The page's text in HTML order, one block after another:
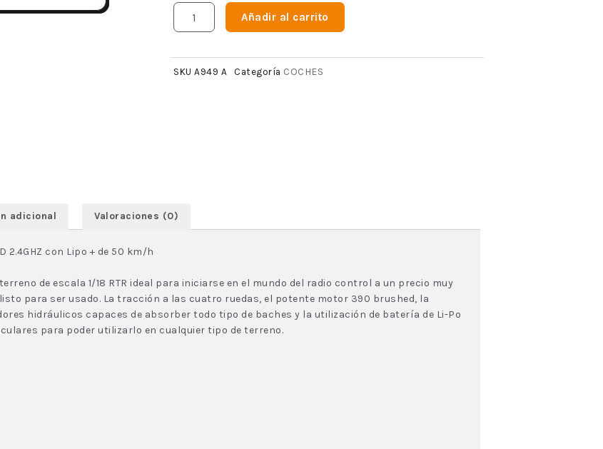
Añadir al carrito
SKU A949 A Categoría COCHES
adicional Valoraciones (0)
2.4GHZ con Lipo + de 50 km/h
de escala 1/18 RTR ideal para iniciarse en el mundo del radio control a un precio muy
para ser usado. La tracción a las cuatro ruedas, el potente motor 390 brushed, la
hidráulicos capaces de absorber todo tipo de baches y la utilización de batería de Li-Po
para poder utilizarlo en cualquier tipo de terreno.